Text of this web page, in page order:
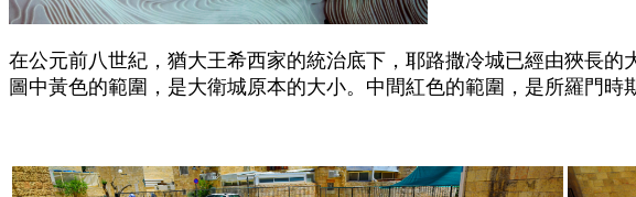
在公元前八世紀，猶大王希西家的統治底下，耶路撒冷城已經由狹長的
圖中黃色的範圍，是大衛城原本的大小。中間紅色的範圍，是所羅門